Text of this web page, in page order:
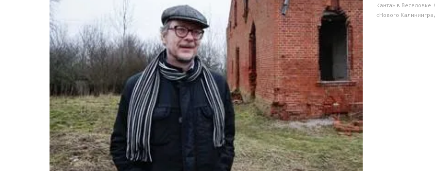
Канта» в Веселовке.
«Нового